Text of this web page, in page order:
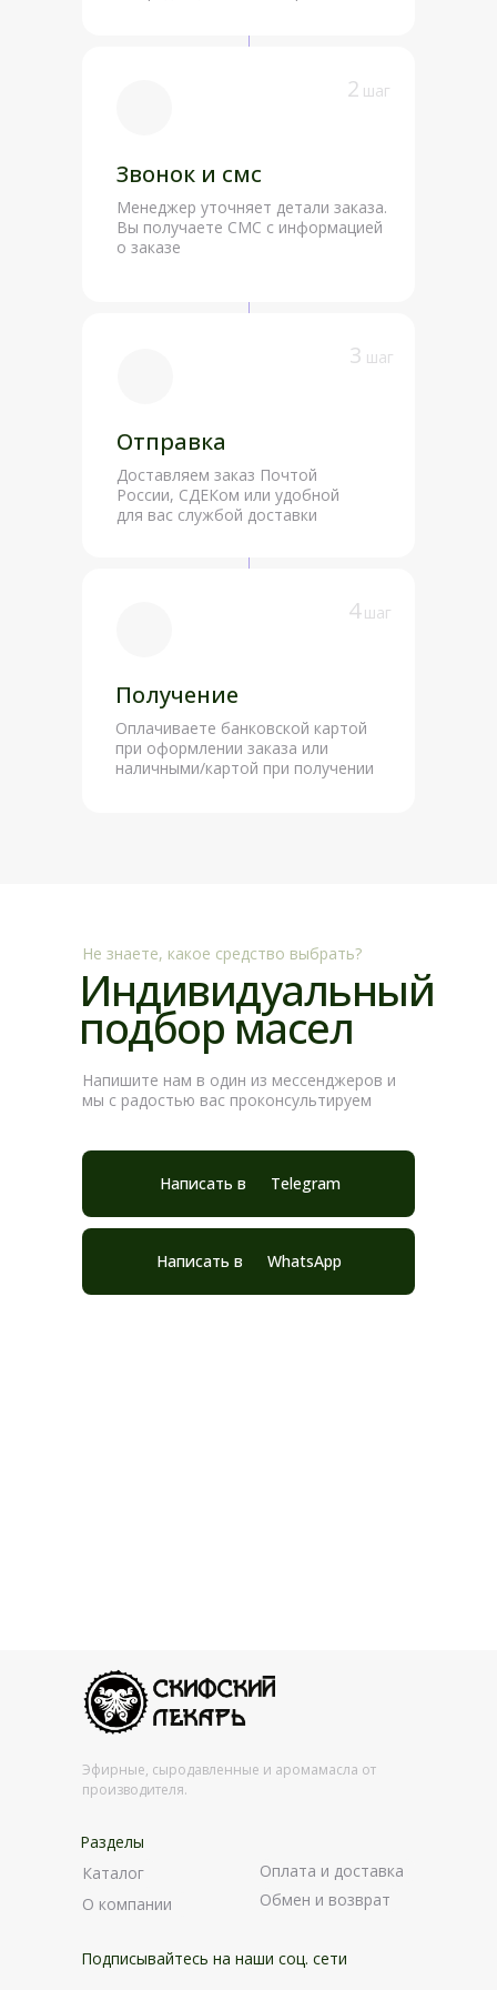
Звонок и смс
Менеджер уточняет детали заказа.
Вы получаете СМС с информацией
о заказе
Отправка
Доставляем заказ Почтой
России, СДЕКом или удобной
для вас службой доставки
Получение
Оплачиваете банковской картой
при оформлении заказа или
наличными/картой при получении
2 шаг
3 шаг
4 шаг
Индивидуальный
подбор масел
Напишите нам в один из мессенджеров и
мы с радостью вас проконсультируем
Не знаете, какое средство выбрать?
Написать в Telegram
Написать в WhatsApp
О компании
Эфирные, сыродавленные и аромамасла от
производителя.
Каталог
Оплата и доставка
Обмен и возврат
Подписывайтесь на наши соц. сети
Разделы